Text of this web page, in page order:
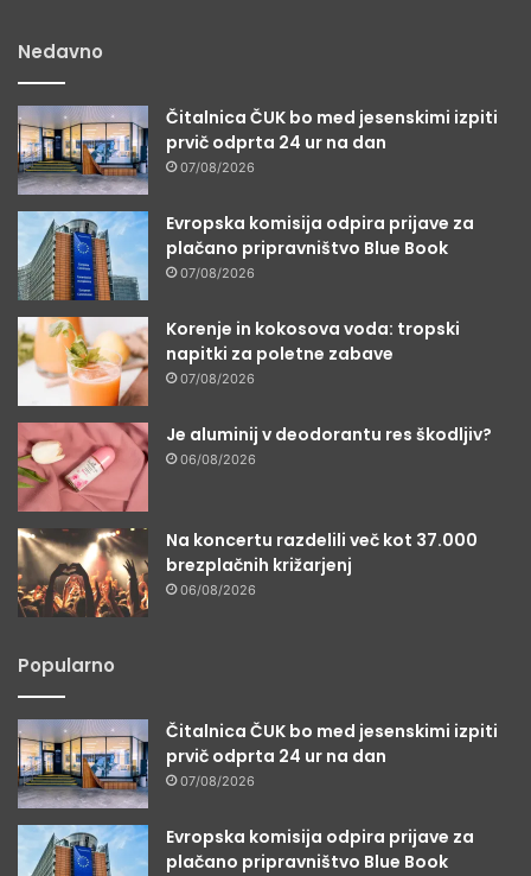
Nedavno
Čitalnica ČUK bo med jesenskimi izpiti
prvič odprta 24 ur na dan
07/08/2026
Evropska komisija odpira prijave za
plačano pripravništvo Blue Book
07/08/2026
Korenje in kokosova voda: tropski
napitki za poletne zabave
07/08/2026
Je aluminij v deodorantu res škodljiv?
06/08/2026
Na koncertu razdelili več kot 37.000
brezplačnih križarjenj
06/08/2026
Popularno
Čitalnica ČUK bo med jesenskimi izpiti
prvič odprta 24 ur na dan
07/08/2026
Evropska komisija odpira prijave za
plačano pripravništvo Blue Book